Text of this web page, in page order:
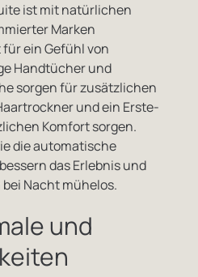
ist mit natürlichen
Marken
ein Gefühl von
Handtücher und
sorgen für zusätzlichen
und ein Erste-
Komfort sorgen.
die automatische
das Erlebnis und
Nacht mühelos.
und